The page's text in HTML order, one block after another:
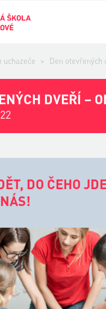
uchazeče > Den otevřených
DVEŘÍ –
DO ČEHO